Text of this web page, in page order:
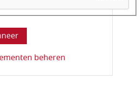
vraag is om te controleren dat u
beheren